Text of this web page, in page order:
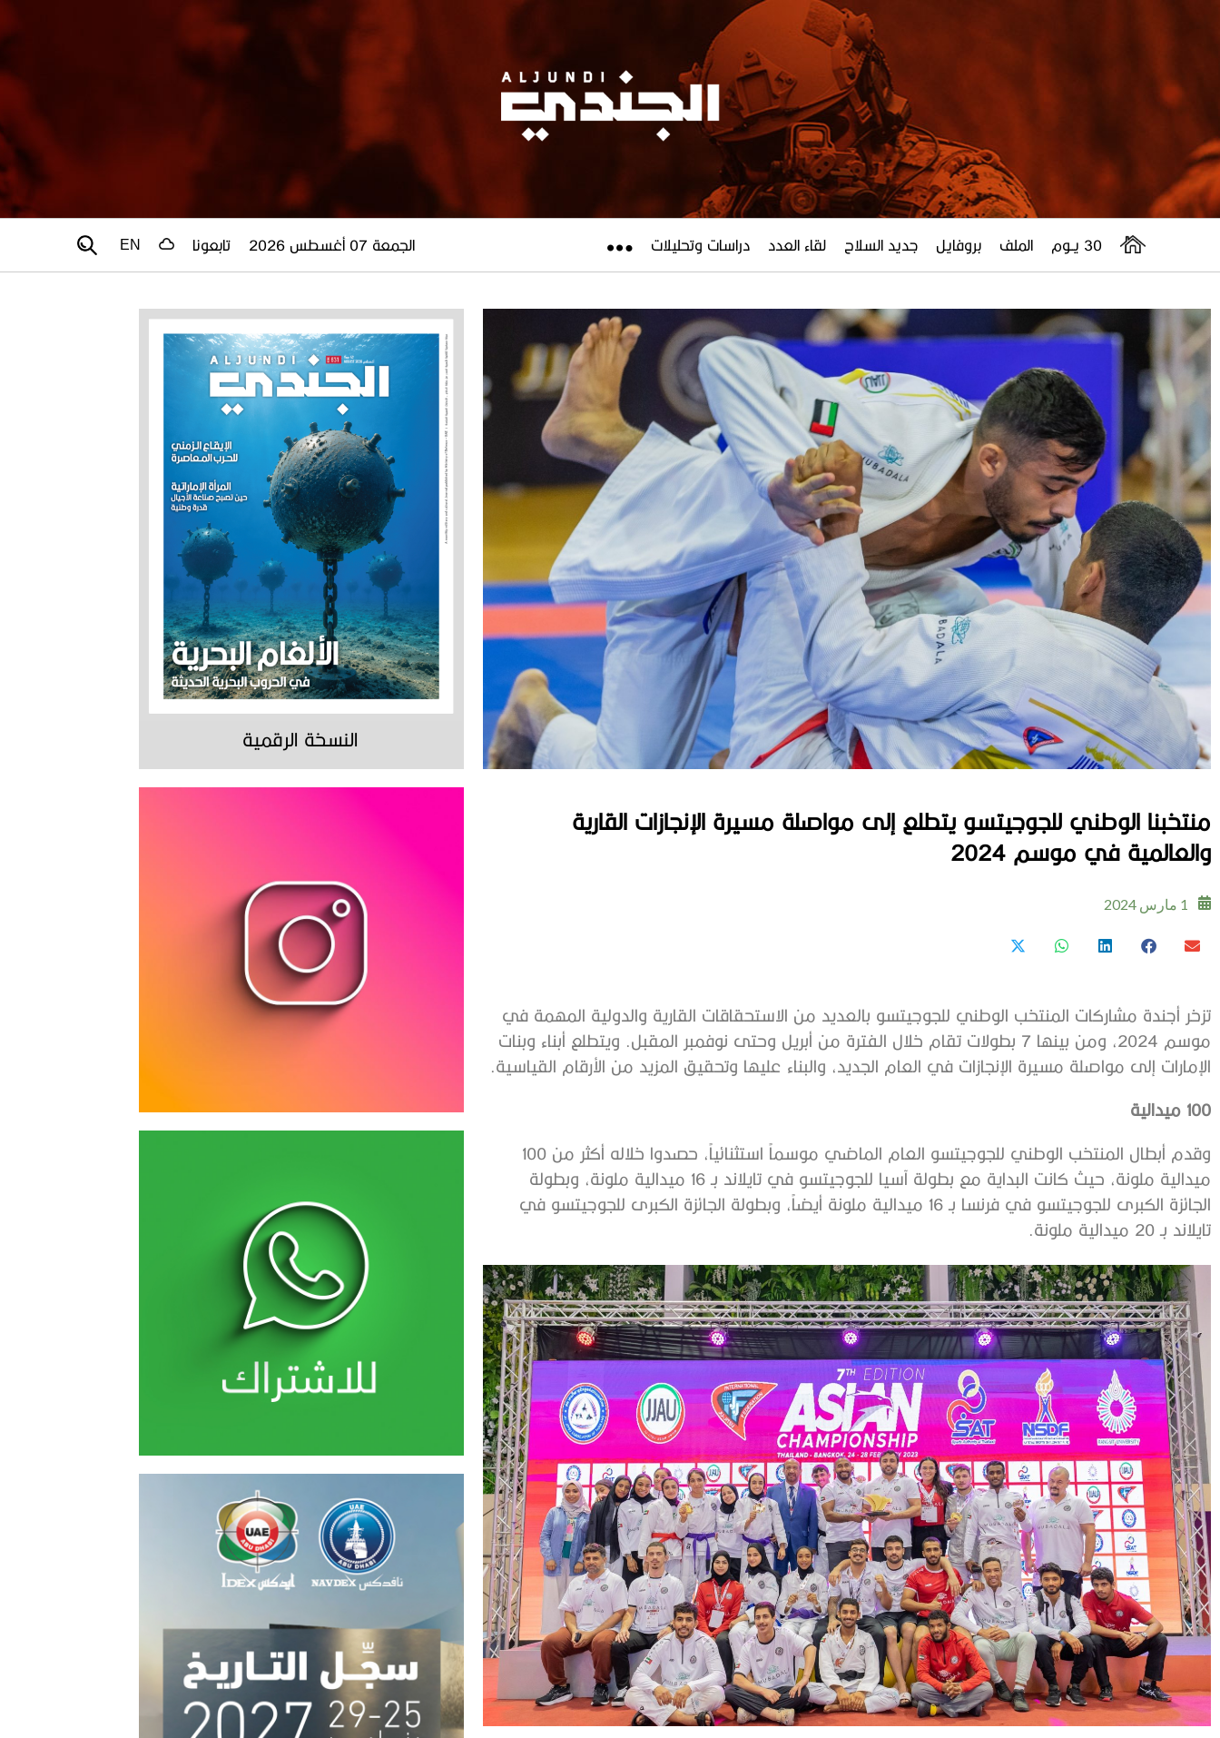
30 يــوم الملف بروفايل جديد السلاح لقاء العدد دراسات وتحليلات الجمعة 07 أغسطس 2026 تابعونا EN
منتخبنا الوطني للجوجيتسو يتطلع إلى مواصلة مسيرة الإنجازات القارية
والعالمية في موسم 2024
1 مارس 2024
تزخر أجندة مشاركات المنتخب الوطني للجوجيتسو بالعديد من الاستحقاقات القارية والدولية المهمة في
موسم 2024، ومن بينها 7 بطولات تقام خلال الفترة من أبريل وحتى نوفمبر المقبل. ويتطلع أبناء وبنات
الإمارات إلى مواصلة مسيرة الإنجازات في العام الجديد، والبناء عليها وتحقيق المزيد من الأرقام القياسية.
100 ميدالية
وقدم أبطال المنتخب الوطني للجوجيتسو العام الماضي موسماً استثنائياً، حصدوا خلاله أكثر من 100
ميدالية ملونة، حيث كانت البداية مع بطولة آسيا للجوجيتسو في تايلاند بـ 16 ميدالية ملونة، وبطولة
الجائزة الكبرى للجوجيتسو في فرنسا بـ 16 ميدالية ملونة أيضاً، وبطولة الجائزة الكبرى للجوجيتسو في
تايلاند بـ 20 ميدالية ملونة.
النسخة الرقمية